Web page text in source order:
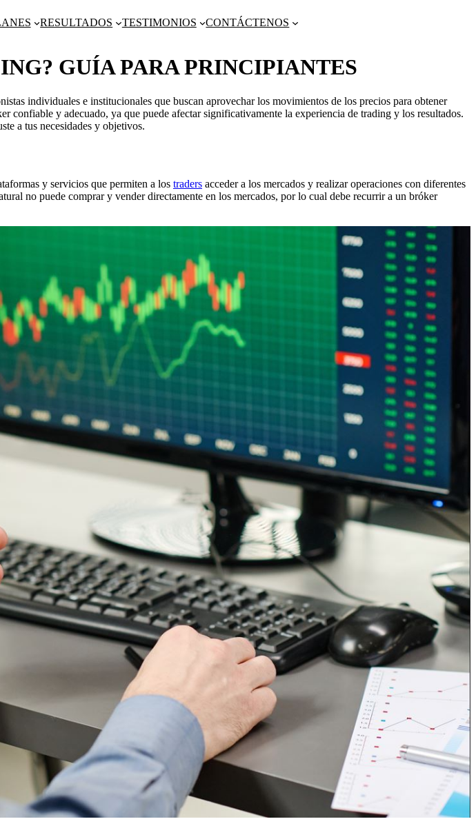
RESULTADOS TESTIMONIOS CONTÁCTENOS
GUÍA PARA PRINCIPIANTES
individuales e institucionales que buscan aprovechar los movimientos de los precios para obtener
y adecuado, ya que puede afectar significativamente la experiencia de trading y los resultados.
a tus necesidades y objetivos.
y servicios que permiten a los traders acceder a los mercados y realizar operaciones con diferentes
no puede comprar y vender directamente en los mercados, por lo cual debe recurrir a un bróker